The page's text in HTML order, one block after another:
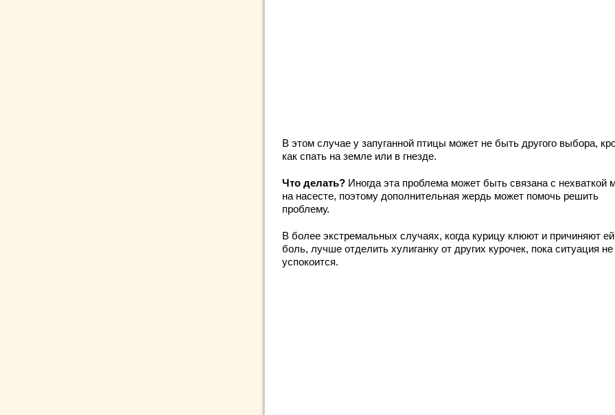
В этом случае у запуганной птицы может не быть другого выбора,
как спать на земле или в гнезде.
Что делать? Иногда эта проблема может быть связана с нехваткой
на насесте, поэтому дополнительная жердь может помочь решить
проблему.
В более экстремальных случаях, когда курицу клюют и причиняют ей
боль, лучше отделить хулиганку от других курочек, пока ситуация не
успокоится.